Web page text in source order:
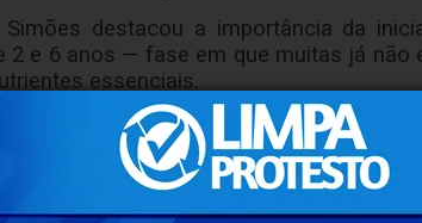
destacou a importância da
2 e 6 anos — fase em que muitas já não
essenciais.
e nutrientes, a probabilidade de
o mínimo necessário para que essas